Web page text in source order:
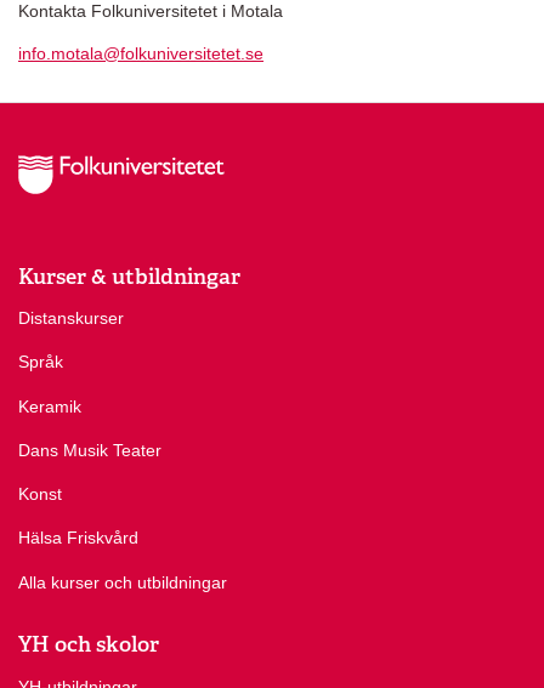
Kontakta Folkuniversitetet i Motala
info.motala@folkuniversitetet.se
Kurser & utbildningar
Distanskurser
Språk
Keramik
Dans Musik Teater
Konst
Hälsa Friskvård
Alla kurser och utbildningar
YH och skolor